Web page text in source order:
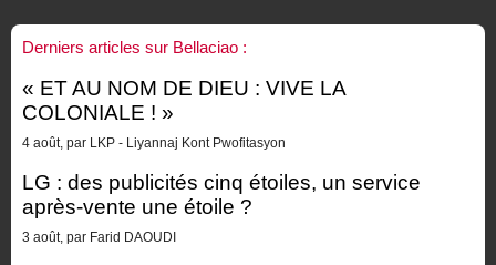
Derniers articles sur Bellaciao :
« ET AU NOM DE DIEU : VIVE LA
COLONIALE ! »
4 août, par LKP - Liyannaj Kont Pwofitasyon
LG : des publicités cinq étoiles, un service
après-vente une étoile ?
3 août, par Farid DAOUDI